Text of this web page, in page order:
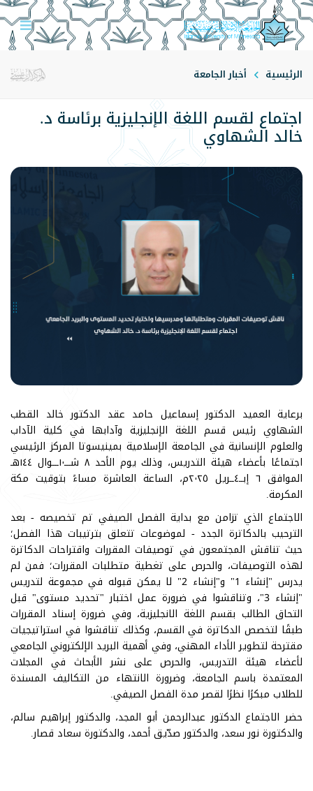
الرئيسية أخبار الجامعة
اجتماع لقسم اللغة الإنجليزية برئاسة د.
خالد الشهاوي
برعاية العميد الدكتور إسماعيل حامد عقد الدكتور خالد القطب
الشهاوي رئيس قسم اللغة الإنجليزية وآدابها في كلية الآداب
والعلوم الإنسانية في الجامعة الإسلامية بمينيسوتا المركز الرئيسي
اجتماعًا بأعضاء هيئة التدريس، وذلك يوم الأحد ٨ شـــ١٠ـــوال ١٤٤هـ
الموافق ٦ إبــ٤ــريل ٢٠٢٥م، الساعة العاشرة مساءً بتوقيت مكة
المكرمة.
الاجتماع الذي تزامن مع بداية الفصل الصيفي تم تخصيصه - بعد
الترحيب بالدكاترة الجدد - لموضوعات تتعلق بترتيبات هذا الفصل؛
حيث تناقش المجتمعون في توصيفات المقررات واقتراحات الدكاترة
لهذه التوصيفات، والحرص على تغطية متطلبات المقررات؛ فمن لم
يدرس "إنشاء 1" و"إنشاء 2" لا يمكن قبوله في مجموعة لتدريس
"إنشاء 3"، وتناقشوا في ضرورة عمل اختبار "تحديد مستوى" قبل
التحاق الطالب بقسم اللغة الانجليزية، وفي ضرورة إسناد المقررات
طبقًا لتخصص الدكاترة في القسم، وكذلك تناقشوا في استراتيجيات
مقترحة لتطوير الأداء المهني، وفي أهمية البريد الإلكتروني الجامعي
لأعضاء هيئة التدريس، والحرص على نشر الأبحاث في المجلات
المعتمدة باسم الجامعة، وضرورة الانتهاء من التكاليف المسندة
للطلاب مبكرًا نظرًا لقصر مدة الفصل الصيفي.
حضر الاجتماع الدكتور عبدالرحمن أبو المجد، والدكتور إبراهيم سالم،
والدكتورة نور سعد، والدكتور صدّيق أحمد، والدكتورة سعاد قصار.